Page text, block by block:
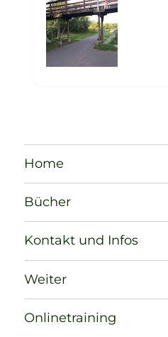
Home
Bücher
Kontakt und Infos
Weiter
Onlinetraining